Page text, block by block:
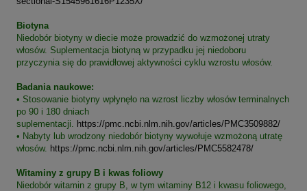
Biotyna
Niedobór biotyny w diecie może prowadzić do wzmożonej utraty
włosów. Suplementacja biotyną w przypadku jej niedoboru
przyczynia się do prawidłowej aktywności cyklu wzrostu włosów.
Badania naukowe:
• Stosowanie biotyny wpłynęło na wzrost liczby włosów terminalnych
po 90 i 180 dniach
suplementacji.
https://pmc.ncbi.nlm.nih.gov/articles/PMC3509882/
• Nabyty lub wrodzony niedobór biotyny wywołuje wzmożoną utratę
włosów. https://pmc.ncbi.nlm.nih.gov/articles/PMC5582478/
Witaminy z grupy B i kwas foliowy
Niedobór witamin z grupy B, w tym witaminy B12 i kwasu foliowego,